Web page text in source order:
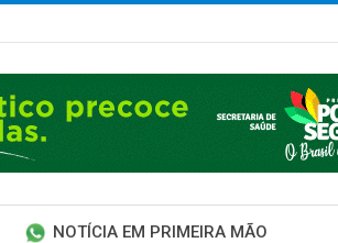
NOTÍCIA EM PRIMEIRA MÃO